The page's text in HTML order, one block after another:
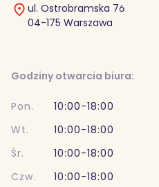
ul. Ostrobramska 76
04-175 Warszawa
Godziny otwarcia biura:
Pon.
10:00-18:00
Wt.
10:00-18:00
Śr.
10:00-18:00
Czw.
10:00-18:00